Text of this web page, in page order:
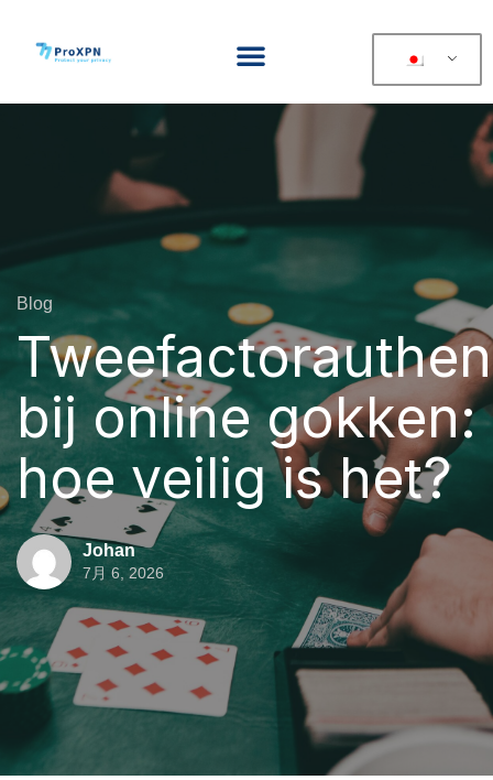
Blog
bij online gokken:
hoe veilig is het?
Johan
7月 6, 2026